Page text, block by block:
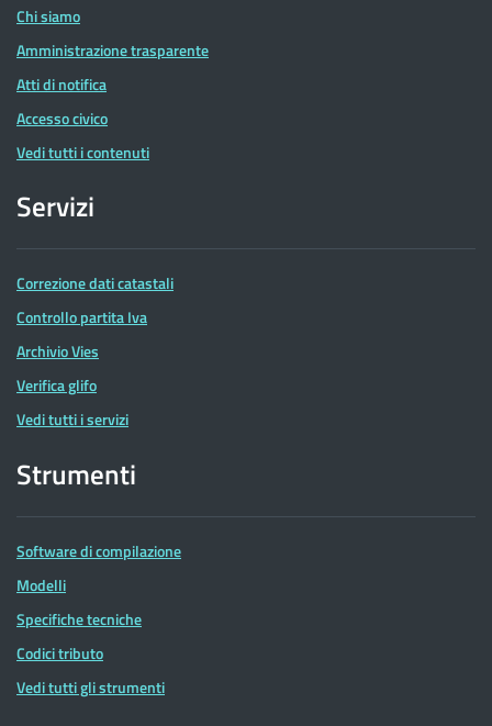
Chi siamo
Amministrazione trasparente
Atti di notifica
Accesso civico
Vedi tutti i contenuti
Servizi
Correzione dati catastali
Controllo partita Iva
Archivio Vies
Verifica glifo
Vedi tutti i servizi
Strumenti
Software di compilazione
Modelli
Specifiche tecniche
Codici tributo
Vedi tutti gli strumenti